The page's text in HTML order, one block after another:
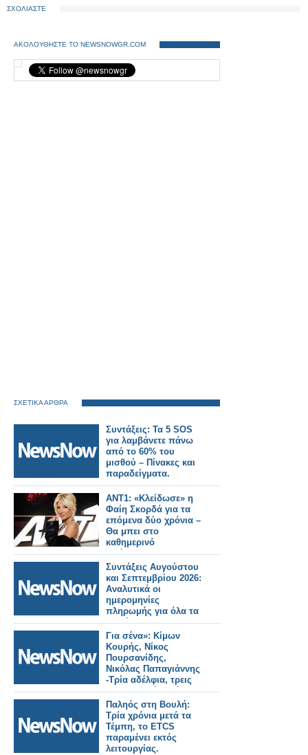
ΣΧΟΛΙΑΣΤΕ
ΑΚΟΛΟΥΘΗΣΤΕ ΤΟ NEWSNOWGR.COM
ΣΧΕΤΙΚΑ ΑΡΘΡΑ
Συντάξεις: Τα 5 SOS
για λαμβάνετε πάνω
από το 60% του
μισθού – Πίνακες και
παραδείγματα.
ANT1: «Κλείδωσε» η
Φαίη Σκορδά για τα
επόμενα δύο χρόνια –
Θα μπει στο
καθημερινό
πρόγραμμα;
Συντάξεις Αυγούστου
και Σεπτεμβρίου 2026:
Αναλυτικά οι
ημερομηνίες
πληρωμής για όλα τα
Ταμεία.
Για σένα»: Κίμων
Κουρής, Νίκος
Πουρσανίδης,
Νικόλας Παπαγιάννης
-Τρία αδέλφια, τρεις
διαφορετικές αλήθειες
!Παληός στη Βουλή:
Τρία χρόνια μετά τα
Τέμπη, το ETCS
παραμένει εκτός
λειτουργίας.